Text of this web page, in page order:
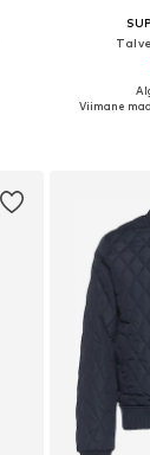
Viimane